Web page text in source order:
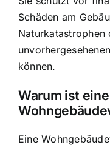
Schäden am
Naturkatastrophen
können.
Warum ist eine
Eine